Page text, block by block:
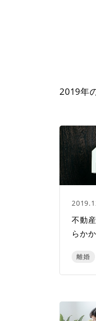
2019年
不動
らか
離婚